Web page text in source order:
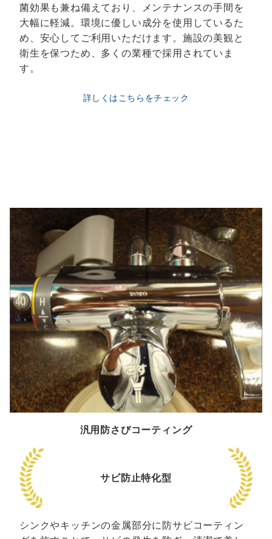
菌効果も兼ね備えており、メンテナンスの手間を
大幅に軽減。環境に優しい成分を使用しているた
め、安心してご利用いただけます。施設の美観と
衛生を保つため、多くの業種で採用されていま
す。
詳しくはこちらをチェック
汎用防さびコーティング
サビ防止特化型
シンクやキッチンの金属部分に防サビコーティン